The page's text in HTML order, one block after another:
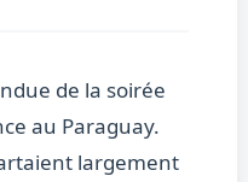
de la soirée
au Paraguay.
largement